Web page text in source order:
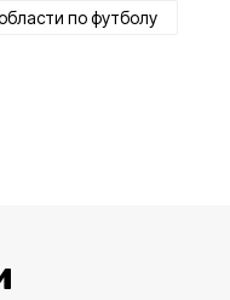
по футболу